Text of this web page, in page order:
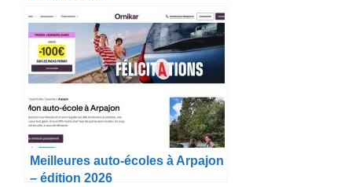
Meilleures auto-écoles à Arpajon
– édition 2026